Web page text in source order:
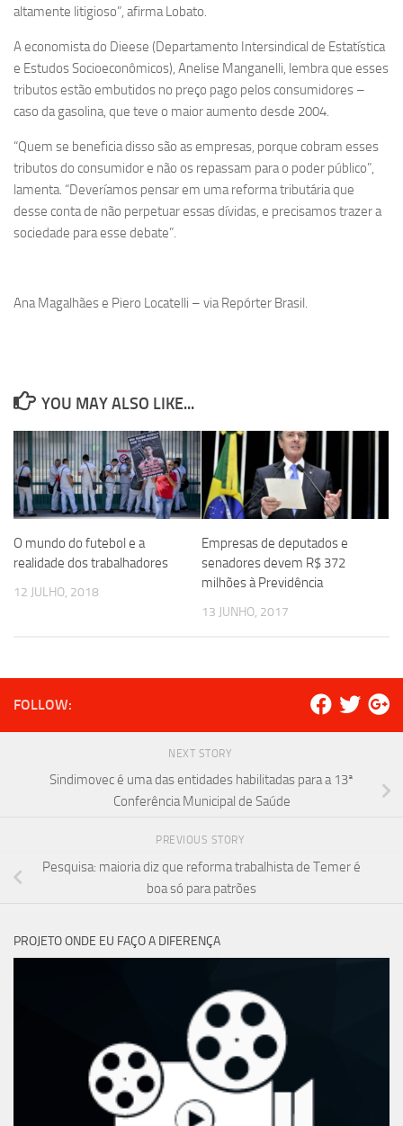
altamente litigioso”, afirma Lobato.
A economista do Dieese (Departamento Intersindical de Estatística
e Estudos Socioeconômicos), Anelise Manganelli, lembra que esses
tributos estão embutidos no preço pago pelos consumidores –
caso da gasolina, que teve o maior aumento desde 2004.
“Quem se beneficia disso são as empresas, porque cobram esses
tributos do consumidor e não os repassam para o poder público”,
lamenta. “Deveríamos pensar em uma reforma tributária que
desse conta de não perpetuar essas dívidas, e precisamos trazer a
sociedade para esse debate”.
Ana Magalhães e Piero Locatelli – via Repórter Brasil.
YOU MAY ALSO LIKE...
O mundo do futebol e a
realidade dos trabalhadores
12 JULHO, 2018
Empresas de deputados e
senadores devem R$ 372
milhões à Previdência
13 JUNHO, 2017
FOLLOW:
NEXT STORY
Sindimovec é uma das entidades habilitadas para a 13ª
Conferência Municipal de Saúde
PREVIOUS STORY
Pesquisa: maioria diz que reforma trabalhista de Temer é
boa só para patrões
PROJETO ONDE EU FAÇO A DIFERENÇA